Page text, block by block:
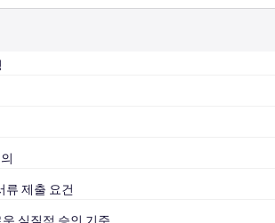
류 제출 요건